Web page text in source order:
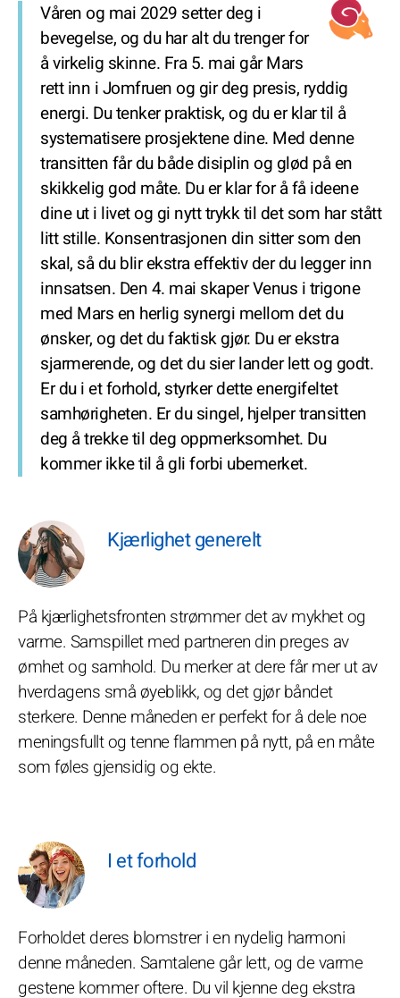
Våren og mai 2029 setter deg i
bevegelse, og du har alt du trenger for
å virkelig skinne. Fra 5. mai går Mars
rett inn i Jomfruen og gir deg presis, ryddig
energi. Du tenker praktisk, og du er klar til å
systematisere prosjektene dine. Med denne
transitten får du både disiplin og glød på en
skikkelig god måte. Du er klar for å få ideene
dine ut i livet og gi nytt trykk til det som har stått
litt stille. Konsentrasjonen din sitter som den
skal, så du blir ekstra effektiv der du legger inn
innsatsen. Den 4. mai skaper Venus i trigone
med Mars en herlig synergi mellom det du
ønsker, og det du faktisk gjør. Du er ekstra
sjarmerende, og det du sier lander lett og godt.
Er du i et forhold, styrker dette energifeltet
samhørigheten. Er du singel, hjelper transitten
deg å trekke til deg oppmerksomhet. Du
kommer ikke til å gli forbi ubemerket.
Kjærlighet generelt
På kjærlighetsfronten strømmer det av mykhet og
varme. Samspillet med partneren din preges av
ømhet og samhold. Du merker at dere får mer ut av
hverdagens små øyeblikk, og det gjør båndet
sterkere. Denne måneden er perfekt for å dele noe
meningsfullt og tenne flammen på nytt, på en måte
som føles gjensidig og ekte.
I et forhold
Forholdet deres blomstrer i en nydelig harmoni
denne måneden. Samtalene går lett, og de varme
gestene kommer oftere. Du vil kjenne deg ekstra